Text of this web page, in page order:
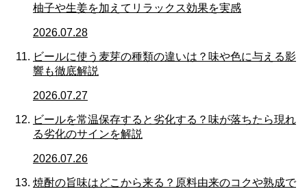
柚子や生姜を加えてリラックス効果を実感
2026.07.28
ビールに使う麦芽の種類の違いは？味や色に与える影
響も徹底解説
2026.07.27
ビールを常温保存すると劣化する？味が落ちたら現れ
る劣化のサインを解説
2026.07.26
焼酎の旨味はどこから来る？原料由来のコクや熟成で